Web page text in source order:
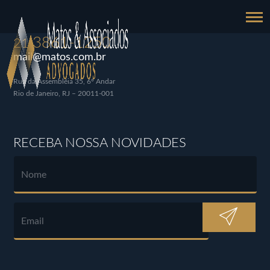
213861-1250
mail@matos.com.br
Rua da Assembléia 35, 6º Andar
Rio de Janeiro, RJ – 20011-001
RECEBA NOSSA NOVIDADES